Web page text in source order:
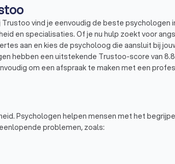
Trustoo
vind je eenvoudig de beste psychologen
en specialisaties. Of je nu hulp zoekt voor
aan en kies de psycholoog die aansluit bij
hebben een uitstekende Trustoo-score van
om een afspraak te maken met een
Psychologen helpen mensen met het
problemen, zoals: